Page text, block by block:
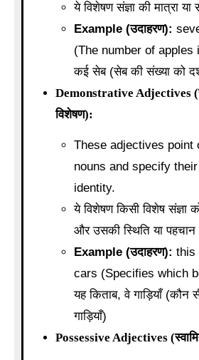
ये विशेषण संज्ञा की मात्रा
Example (उदाहरण):
(The number of apples
कई सेब (सेब की संख्या को
Demonstrative Adjectives (संकेतात्मक
विशेषण):
These adjectives point
nouns and specify
identity.
ये विशेषण किसी विशेष संज्ञा
और उसकी स्थिति या
Example (उदाहरण): this
cars (Specifies which
यह किताब, वे गाड़ियाँ (कौन
गाड़ियाँ)
Possessive Adjectives